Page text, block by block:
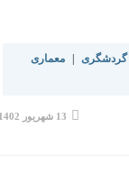
گردشگری
معماری
نوشته
13 شهریور 1402